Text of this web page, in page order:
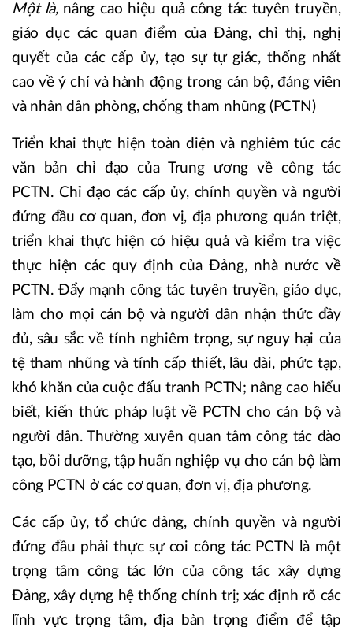
Một là,nâng cao hiệu quả công tác tuyên truyền,
giáo dục các quan điểm của Đảng, chỉ thị, nghị
quyết của các cấp ủy, tạo sự tự giác, thống nhất
cao về ý chí và hành động trong cán bộ, đảng viên
và nhân dân phòng, chống tham nhũng (PCTN)
Triển khai thực hiện toàn diện và nghiêm túc các
văn bản chỉ đạo của Trung ương về công tác
PCTN. Chỉ đạo các cấp ủy, chính quyền và người
đứng đầu cơ quan, đơn vị, địa phương quán triệt,
triển khai thực hiện có hiệu quả và kiểm tra việc
thực hiện các quy định của Đảng, nhà nước về
PCTN. Đẩy mạnh công tác tuyên truyền, giáo dục,
làm cho mọi cán bộ và người dân nhận thức đầy
đủ, sâu sắc về tính nghiêm trọng, sự nguy hại của
tệ tham nhũng và tính cấp thiết, lâu dài, phức tạp,
khó khăn của cuộc đấu tranh PCTN; nâng cao hiểu
biết, kiến thức pháp luật về PCTN cho cán bộ và
người dân. Thường xuyên quan tâm công tác đào
tạo, bồi dưỡng, tập huấn nghiệp vụ cho cán bộ làm
công PCTN ở các cơ quan, đơn vị, địa phương.
Các cấp ủy, tổ chức đảng, chính quyền và người
đứng đầu phải thực sự coi công tác PCTN là một
trọng tâm công tác lớn của công tác xây dựng
Đảng, xây dựng hệ thống chính trị; xác định rõ các
lĩnh vực trọng tâm, địa bàn trọng điểm để tập